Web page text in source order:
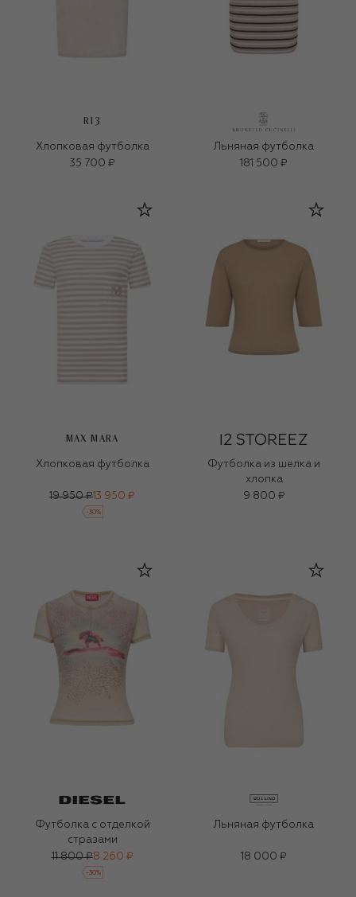
R13
Хлопковая футболка
35 700 ₽
Льняная футболка
181 500 ₽
MAX MARA
Хлопковая футболка
19 950 ₽ 13 950 ₽
-30%
Футболка из шелка и
хлопка
9 800 ₽
Футболка с отделкой
стразами
11 800 ₽8 260 ₽
-30%
Льняная футболка
18 000 ₽